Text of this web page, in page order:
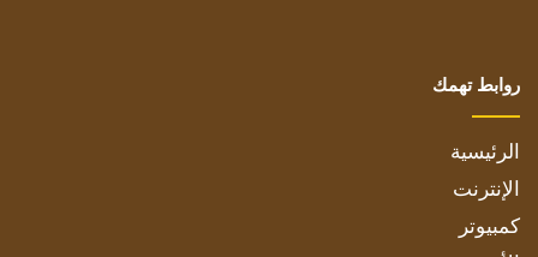
روابط تهمك
الرئيسية
الإنترنت
كمبيوتر